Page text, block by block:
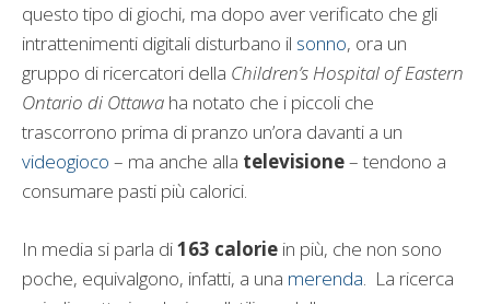
questo tipo di giochi, ma dopo aver verificato che gli
intrattenimenti digitali disturbano il sonno, ora un
gruppo di ricercatori della Children’s Hospital of Eastern
Ontario di Ottawa ha notato che i piccoli che
trascorrono prima di pranzo un’ora davanti a un
videogioco – ma anche alla televisione– tendono a
consumare pasti più calorici.
In media si parla di163 calorie in più, che non sono
poche, equivalgono, infatti, a una merenda. La ricerca